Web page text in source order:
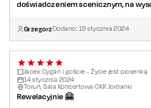
doświadczeniem scenicznym, na
GrzegorzDodano: 19 stycznia 2024
Jacek Cygan i goście - Życie jest piosenką
14stycznia 2024
Toruń, Sala Koncertowa CKK Jordanki
Rewelacyjnie 🤗